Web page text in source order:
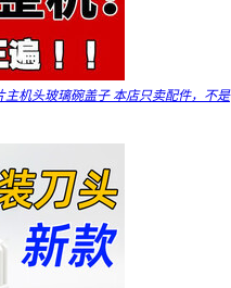
主机头玻璃碗盖子 本店只卖配件，不是